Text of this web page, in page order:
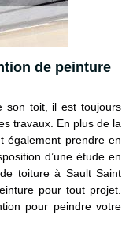
de peinture
son toit, il est toujours
travaux. En plus de la
également prendre en
d’une étude en
toiture à Sault Saint
pour tout projet.
pour peindre votre